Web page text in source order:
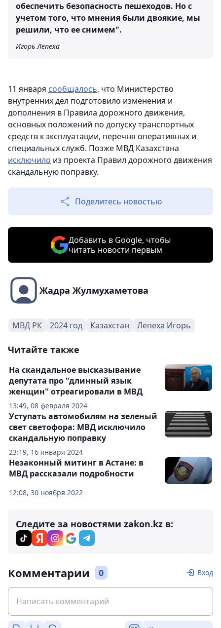
обеспечить безопасность пешеходов. Но с
учетом того, что мнения были двоякие, мы
решили, что ее снимем".
Игорь Лепеха
11 января сообщалось, что Министерство
внутренних дел подготовило изменения и
дополнения в Правила дорожного движения,
основных положений по допуску транспортных
средств к эксплуатации, перечня оперативных и
специальных служб. Позже МВД Казахстана
исключило из проекта Правил дорожного движения
скандальную поправку.
Поделитесь новостью
Добавить в Google, чтобы
читать новости первым
Жадра Жулмухаметова
МВД РК 2024 год Казахстан Лепеха Игорь
Читайте также
13:49, 08 февраля 2024
На скандальное высказывание
депутата про "длинный язык
женщин" отреагировали в МВД
23:19, 16 января 2024
Уступать автомобилям на зеленый
свет светофора: МВД исключило
скандальную поправку
12:08, 30 ноября 2022
Незаконный митинг в Астане: в
МВД рассказали подробности
Следите за новостями zakon.kz в:
Комментарии 0 Вход